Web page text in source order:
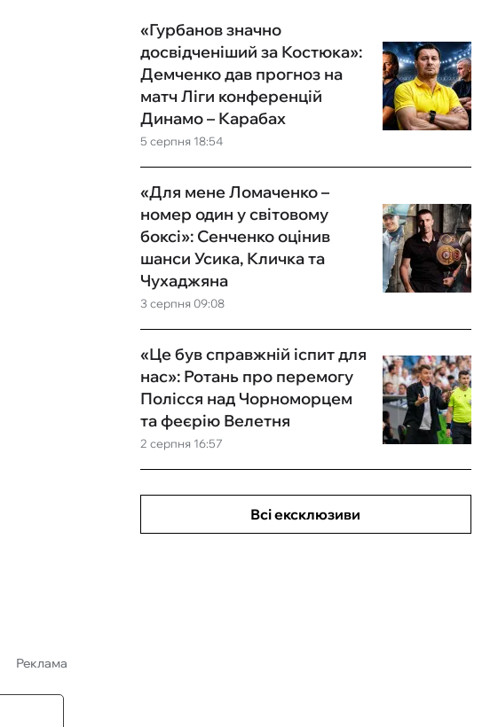
Реклама
5 серпня 18:54
«Гурбанов значно
досвідченіший за Костюка»:
Демченко дав прогноз на
матч Ліги конференцій
Динамо – Карабах
3 серпня 09:08
«Для мене Ломаченко –
номер один у світовому
боксі»: Сенченко оцінив
шанси Усика, Кличка та
Чухаджяна
2 серпня 16:57
«Це був справжній іспит для
нас»: Ротань про перемогу
Полісся над Чорноморцем
та феєрію Велетня
Всі ексклюзиви